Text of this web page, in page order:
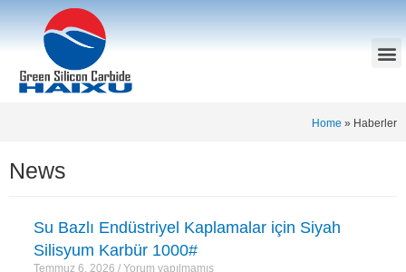
Home » Haberler
News
Su Bazlı Endüstriyel Kaplamalar için Siyah
Silisyum Karbür 1000#
Temmuz 6, 2026 Yorum yapılmamış